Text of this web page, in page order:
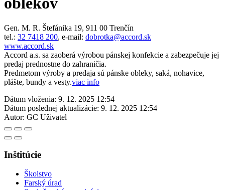
Gen. M. R. Štefánika 19, 911 00 Trenčín
tel.: 32 7418 200, e-mail: dobrotka@accord.sk
www.accord.sk
Accord a.s. sa zaoberá výrobou pánskej konfekcie a zabezpečuje jej
predaj prednostne do zahraničia.
Predmetom výroby a predaja sú pánske obleky, saká, nohavice,
plášte, bundy a vesty.viac info
Dátum vloženia: 9. 12. 2025 12:54
Dátum poslednej aktualizácie: 9. 12. 2025 12:54
Autor: GC Uživatel
Inštitúcie
Školstvo
Farský úrad